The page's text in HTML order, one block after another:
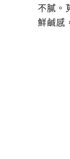
不膩。
鮮鹹感